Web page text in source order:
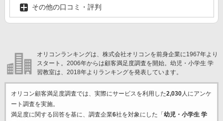
その他の口コミ・評判
オリコンランキングは、株式会社オリコンを前身企業に1967年より
スタート。2006年からは顧客満足度調査を開始。幼児・小学生 学
習教室は、2018年よりランキングを発表しています。
オリコン顧客満足度調査では、実際にサービスを利用した2,030人にアンケ
ート調査を実施。
満足度に関する回答を基に、調査企業6社を対象にした「 幼児・小学生 学